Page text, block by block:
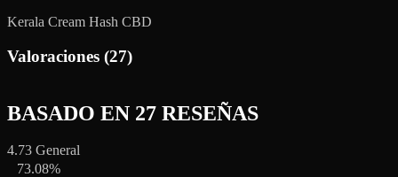
Kerala Cream Hash CBD
Valoraciones (27)
BASADO EN 27 RESEÑAS
4.73 General
73.08%